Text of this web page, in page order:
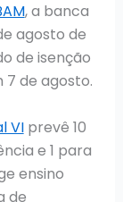
, a banca
agosto de
de isenção
de agosto.
VIprevê 10
e 1 para
ensino
de